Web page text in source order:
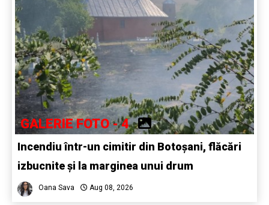
GALERIE FOTO - 4
Incendiu într-un cimitir din Botoșani, flăcări
izbucnite și la marginea unui drum
Oana Sava Aug 08, 2026